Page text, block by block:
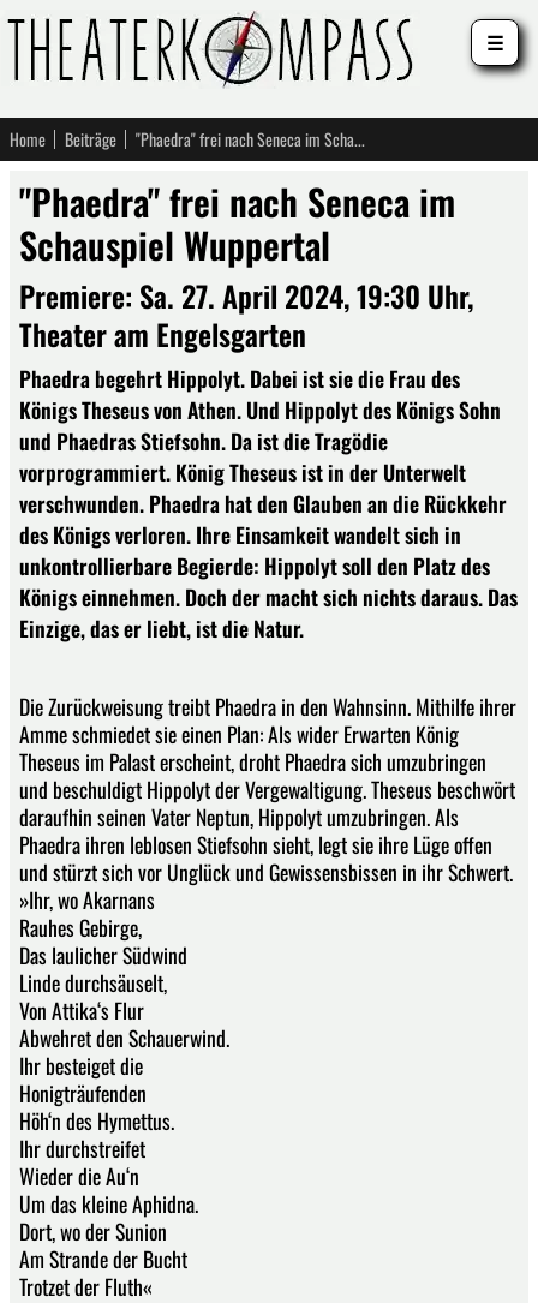
Home Beiträge "Phaedra" frei nach Seneca im Schauspiel Wuppertal
"Phaedra" frei nach Seneca im
Schauspiel Wuppertal
Premiere: Sa. 27. April 2024, 19:30 Uhr,
Theater am Engelsgarten
Phaedra begehrt Hippolyt. Dabei ist sie die Frau des
Königs Theseus von Athen. Und Hippolyt des Königs Sohn
und Phaedras Stiefsohn. Da ist die Tragödie
vorprogrammiert. König Theseus ist in der Unterwelt
verschwunden. Phaedra hat den Glauben an die Rückkehr
des Königs verloren. Ihre Einsamkeit wandelt sich in
unkontrollierbare Begierde: Hippolyt soll den Platz des
Königs einnehmen. Doch der macht sich nichts daraus. Das
Einzige, das er liebt, ist die Natur.
Die Zurückweisung treibt Phaedra in den Wahnsinn. Mithilfe ihrer
Amme schmiedet sie einen Plan: Als wider Erwarten König
Theseus im Palast erscheint, droht Phaedra sich umzubringen
und beschuldigt Hippolyt der Vergewaltigung. Theseus beschwört
daraufhin seinen Vater Neptun, Hippolyt umzubringen. Als
Phaedra ihren leblosen Stiefsohn sieht, legt sie ihre Lüge offen
und stürzt sich vor Unglück und Gewissensbissen in ihr Schwert.
»Ihr, wo Akarnans
Rauhes Gebirge,
Das laulicher Südwind
Linde durchsäuselt,
Von Attika‘s Flur
Abwehret den Schauerwind.
Ihr besteiget die
Honigträufenden
Höh‘n des Hymettus.
Ihr durchstreifet
Wieder die Au‘n
Um das kleine Aphidna.
Dort, wo der Sunion
Am Strande der Bucht
Trotzet der Fluth«
☰